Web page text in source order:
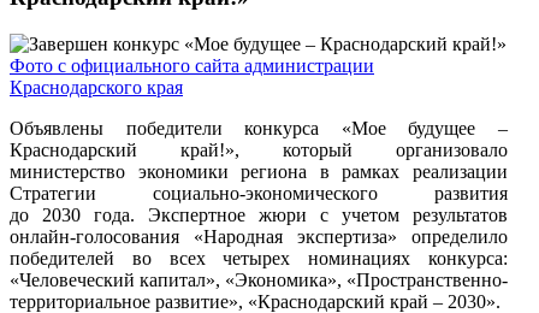
Фото с официального сайта администрации
Краснодарского края
Объявлены победители конкурса «Мое будущее –
Краснодарский край!», который организовало
министерство экономики региона в рамках реализации
Стратегии социально-экономического развития
до 2030 года. Экспертное жюри с учетом результатов
онлайн-голосования «Народная экспертиза» определило
победителей во всех четырех номинациях конкурса:
«Человеческий капитал», «Экономика», «Пространственно-
территориальное развитие», «Краснодарский край – 2030».